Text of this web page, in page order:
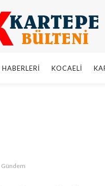
KOCAELI
Gündem